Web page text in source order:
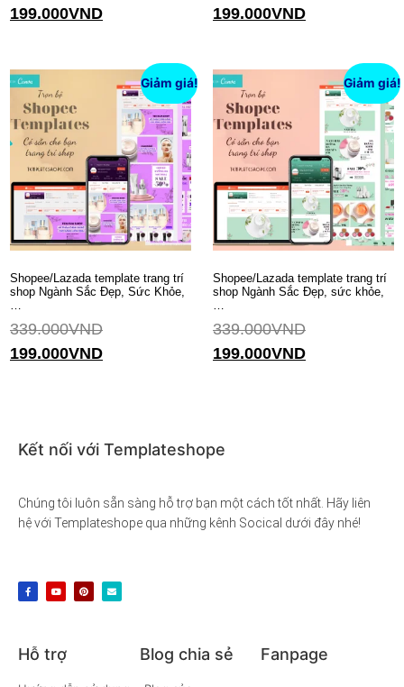
199.000VND
199.000VND
Giảm giá!
Shopee/Lazada template trang trí
shop Ngành Sắc Đẹp, Sức Khỏe,
339.000VND
199.000VND
Giảm giá!
Shopee/Lazada template trang trí
shop Ngành Sắc Đẹp, sức khỏe,
339.000VND
199.000VND
Kết nối với Templateshope
Chúng tôi luôn sẵn sàng hỗ trợ bạn một cách tốt nhất. Hãy liên
hệ với Templateshope qua những kênh Socical dưới đây nhé!
Hỗ trợ Blog chia sẻ Fanpage